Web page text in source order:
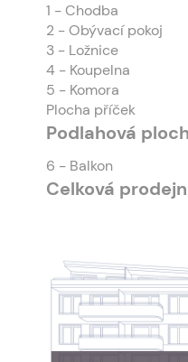
1 - Chodba
2- Obývací pokoj
3- Ložnice
4- Koupelna
5 - Komora
Plocha příček
Podlahová
6 - Balkon
Celková